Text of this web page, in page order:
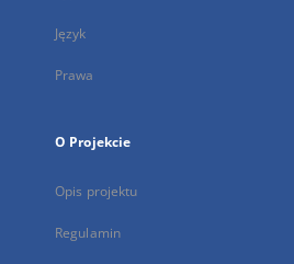
Język
Prawa
O Projekcie
Opis projektu
Regulamin